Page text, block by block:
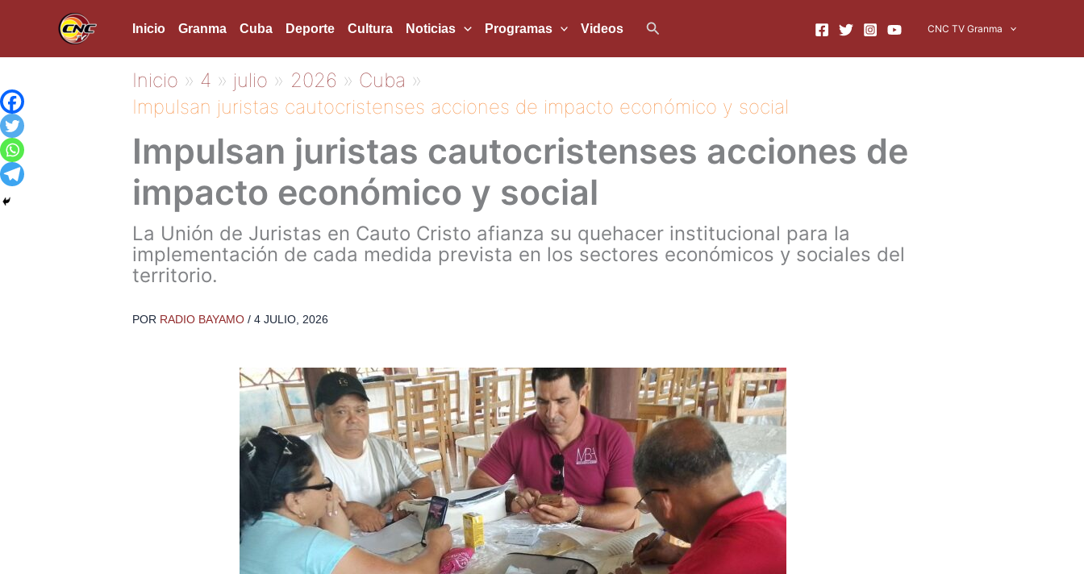
Inicio Granma Cuba Deporte Cultura Noticias Programas Videos Buscar CNC TV Granma
Inicio 4 julio 2026
Cuba
Impulsan juristas cautocristenses acciones de impacto económico y social
Impulsan juristas cautocristenses acciones de
impacto económico y social
La Unión de Juristas en Cauto Cristo afianza su quehacer institucional para la
implementación de cada medida prevista en los sectores económicos y sociales del
territorio.
POR RADIO BAYAMO / 4 JULIO, 2026